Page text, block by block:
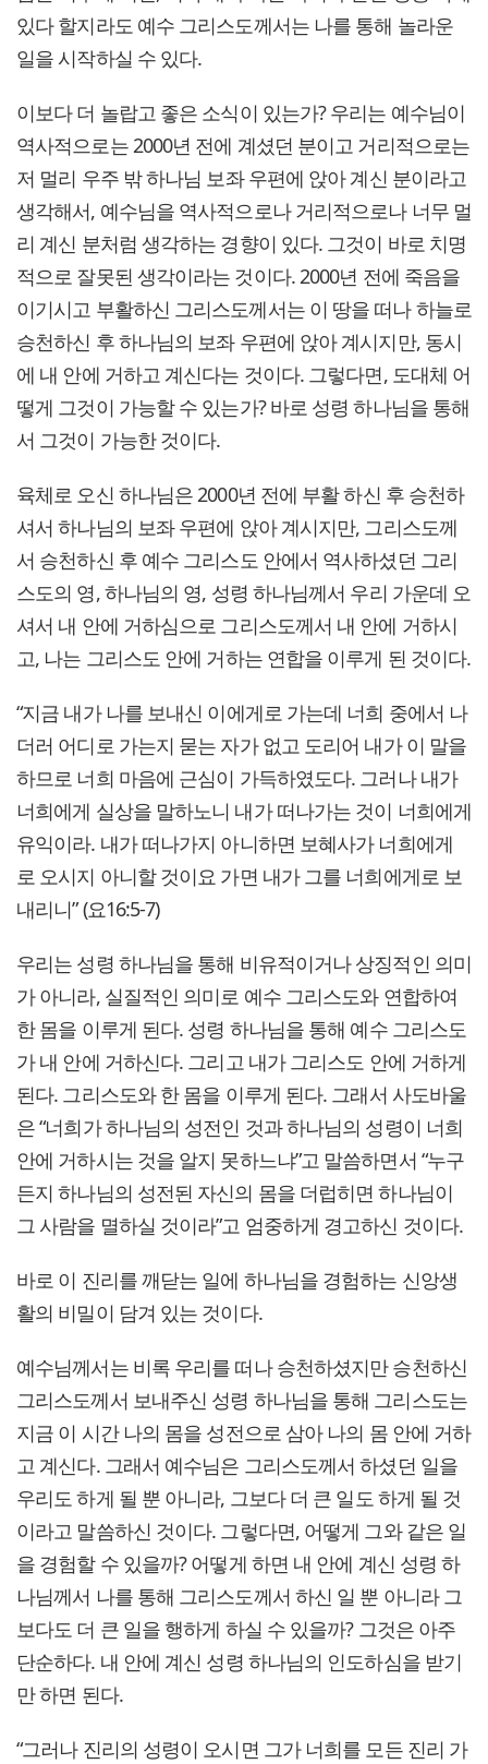
있다 할지라도 예수 그리스도께서는 나를 통해 놀라운
일을 시작하실 수 있다.
이보다 더 놀랍고 좋은 소식이 있는가? 우리는 예수님이
역사적으로는 2000년 전에 계셨던 분이고 거리적으로는
저 멀리 우주 밖 하나님 보좌 우편에 앉아 계신 분이라고
생각해서, 예수님을 역사적으로나 거리적으로나 너무 멀
리 계신 분처럼 생각하는 경향이 있다. 그것이 바로 치명
적으로 잘못된 생각이라는 것이다. 2000년 전에 죽음을
이기시고 부활하신 그리스도께서는 이 땅을 떠나 하늘로
승천하신 후 하나님의 보좌 우편에 앉아 계시지만, 동시
에 내 안에 거하고 계신다는 것이다. 그렇다면, 도대체 어
떻게 그것이 가능할 수 있는가? 바로 성령 하나님을 통해
서 그것이 가능한 것이다.
육체로 오신 하나님은 2000년 전에 부활 하신 후 승천하
셔서 하나님의 보좌 우편에 앉아 계시지만, 그리스도께
서 승천하신 후 예수 그리스도 안에서 역사하셨던 그리
스도의 영, 하나님의 영, 성령 하나님께서 우리 가운데 오
셔서 내 안에 거하심으로 그리스도께서 내 안에 거하시
고, 나는 그리스도 안에 거하는 연합을 이루게 된 것이다.
“지금 내가 나를 보내신 이에게로 가는데 너희 중에서 나
더러 어디로 가는지 묻는 자가 없고 도리어 내가 이 말을
하므로 너희 마음에 근심이 가득하였도다. 그러나 내가
너희에게 실상을 말하노니 내가 떠나가는 것이 너희에게
유익이라. 내가 떠나가지 아니하면 보혜사가 너희에게
로 오시지 아니할 것이요 가면 내가 그를 너희에게로 보
내리니” (요16:5-7)
우리는 성령 하나님을 통해 비유적이거나 상징적인 의미
가 아니라, 실질적인 의미로 예수 그리스도와 연합하여
한 몸을 이루게 된다. 성령 하나님을 통해 예수 그리스도
가 내 안에 거하신다. 그리고 내가 그리스도 안에 거하게
된다. 그리스도와 한 몸을 이루게 된다. 그래서 사도바울
은 “너희가 하나님의 성전인 것과 하나님의 성령이 너희
안에 거하시는 것을 알지 못하느냐”고 말씀하면서 “누구
든지 하나님의 성전된 자신의 몸을 더럽히면 하나님이
그 사람을 멸하실 것이라”고 엄중하게 경고하신 것이다.
바로 이 진리를 깨닫는 일에 하나님을 경험하는 신앙생
활의 비밀이 담겨 있는 것이다.
예수님께서는 비록 우리를 떠나 승천하셨지만 승천하신
그리스도께서 보내주신 성령 하나님을 통해 그리스도는
지금 이 시간 나의 몸을 성전으로 삼아 나의 몸 안에 거하
고 계신다. 그래서 예수님은 그리스도께서 하셨던 일을
우리도 하게 될 뿐 아니라, 그보다 더 큰 일도 하게 될 것
이라고 말씀하신 것이다. 그렇다면, 어떻게 그와 같은 일
을 경험할 수 있을까? 어떻게 하면 내 안에 계신 성령 하
나님께서 나를 통해 그리스도께서 하신 일 뿐 아니라 그
보다도 더 큰 일을 행하게 하실 수 있을까? 그것은 아주
단순하다. 내 안에 계신 성령 하나님의 인도하심을 받기
만 하면 된다.
“그러나 진리의 성령이 오시면 그가 너희를 모든 진리 가